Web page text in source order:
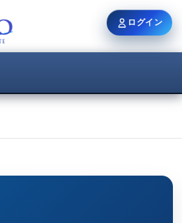
ログイン